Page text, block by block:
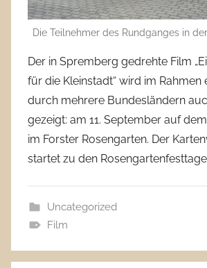
Die Teilnehmer des Rundganges in
Der in Spremberg gedrehte Film
für die Kleinstadt“ wird im Rahmen
durch mehrere Bundesländern
gezeigt: am 11. September auf
im Forster Rosengarten. Der
startet zu den
Uncategorized
Film